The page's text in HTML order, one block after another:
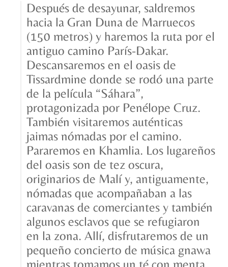
Después de desayunar, saldremos
hacia la Gran Duna de Marruecos
(150 metros) y haremos la ruta por el
antiguo camino París-Dakar.
Descansaremos en el oasis de
Tissardmine donde se rodó una parte
de la película “Sáhara”,
protagonizada por Penélope Cruz.
También visitaremos auténticas
jaimas nómadas por el camino.
Pararemos en Khamlia. Los lugareños
del oasis son de tez oscura,
originarios de Malí y, antiguamente,
nómadas que acompañaban a las
caravanas de comerciantes y también
algunos esclavos que se refugiaron
en la zona. Allí, disfrutaremos de un
pequeño concierto de música gnawa